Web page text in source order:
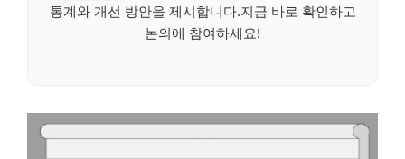
통계와 개선 방안을 제시합니다.지금 바로 확인하고
논의에 참여하세요!